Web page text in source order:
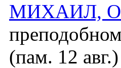
МИХАИЛ,
(пам. 12 авг.)